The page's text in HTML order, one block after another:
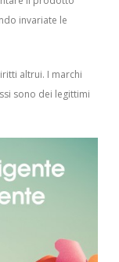
invariate le
altrui. I marchi
sono dei legittimi